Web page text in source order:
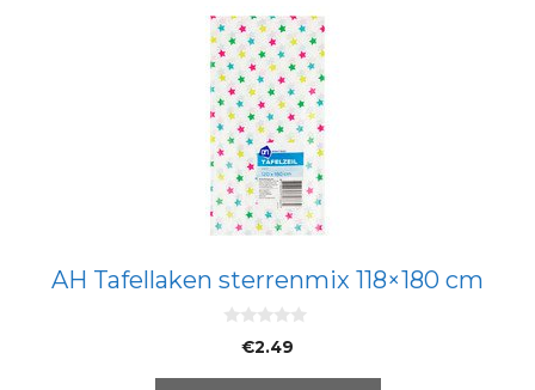
AH Tafellaken sterrenmix 118×180 cm
€2.49